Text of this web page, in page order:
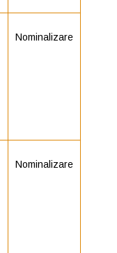
Nominalizare
Nominalizare